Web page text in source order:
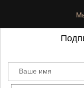
©2021-
Ваше имя